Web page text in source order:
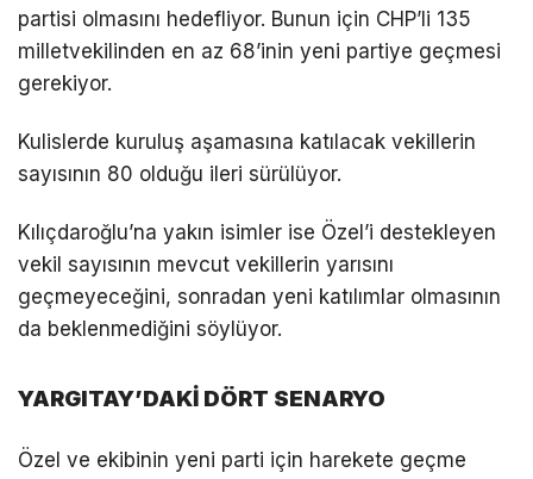
partisi olmasını hedefliyor. Bunun için CHP’li 135
milletvekilinden en az 68’inin yeni partiye geçmesi
gerekiyor.
Kulislerde kuruluş aşamasına katılacak vekillerin
sayısının 80 olduğu ileri sürülüyor.
Kılıçdaroğlu’na yakın isimler ise Özel’i destekleyen
vekil sayısının mevcut vekillerin yarısını
geçmeyeceğini, sonradan yeni katılımlar olmasının
da beklenmediğini söylüyor.
YARGITAY’DAKİ DÖRT SENARYO
Özel ve ekibinin yeni parti için harekete geçme